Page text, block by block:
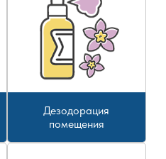
Дезодорация
помещения